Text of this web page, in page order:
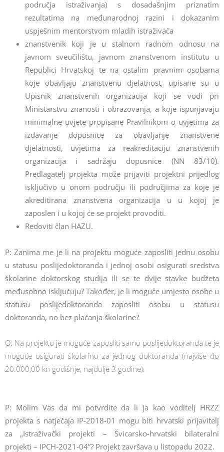
područja istraživanja) s dosadašnjim priznatim
rezultatima na međunarodnoj razini i dokazanim
uspješnim mentorstvom mladih istraživača
znanstvenik koji je u stalnom radnom odnosu na
javnom sveučilištu, javnom znanstvenom institutu u
Republici Hrvatskoj te na ostalim pravnim osobama
koje obavljaju znanstvenu djelatnost, upisane su u
Upisnik znanstvenih organizacija koji se vodi pri
Ministarstvu znanosti i obrazovanja, a koje ispunjavaju
minimalne uvjete propisane Pravilnikom o uvjetima za
izdavanje dopusnice za obavljanje znanstvene
djelatnosti, uvjetima za reakreditaciju znanstvenih
organizacija i sadržaju dopusnice (NN 83/10).
Predlagatelj projekta može prijaviti projektni prijedlog
isključivo u onom području ili područjima za koje je
akreditirana znanstvena organizacija u u kojoj je
zaposlen i u kojoj će se projekt provoditi.
Redoviti član HAZU.
P: Zanima me je li na projektu moguće zaposliti jednu osobu
u statusu poslijedoktoranda i jednoj osobi osigurati sredstva
školarine doktorskog studija ili se te dvije stavke budžeta
međusobno isključuju? Također, je li moguće umjesto osobe u
statusu poslijedoktoranda zaposliti osobu u statusu
doktoranda, no bez plaćanja školarine?
O: Na projektu je moguće zaposliti samo poslijedoktoranda te je
moguće osigurati školarinu za jednog doktoranda (najviše do
20.000,00 kn godišnje, najdulje 3 godine).
P: Molim Vas da mi potvrdite da li ja kao voditelj HRZZ
projekta s natječaja IP-2018-01 mogu biti hrvatski prijavitelj
za „Istraživački projekti – Švicarsko-hrvatski bilateralni
projekti – IPCH-2021-04”? Projekt završava u listopadu 2022.